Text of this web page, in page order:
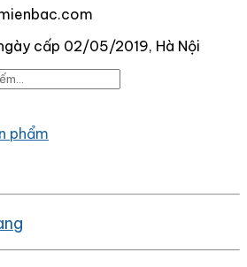
cấp 02/05/2019, Hà Nội
phẩm